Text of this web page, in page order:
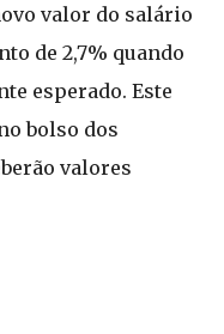
valor do salário
de 2,7% quando
esperado. Este
bolso dos
valores